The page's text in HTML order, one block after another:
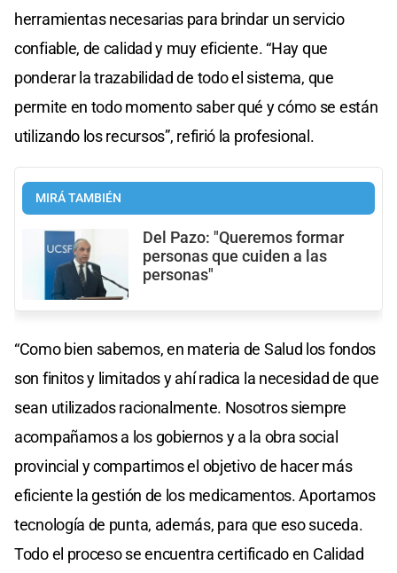
herramientas necesarias para brindar un servicio
confiable, de calidad y muy eficiente. “Hay que
ponderar la trazabilidad de todo el sistema, que
permite en todo momento saber qué y cómo se están
utilizando los recursos”, refirió la profesional.
MIRÁ TAMBIÉN
Del Pazo: "Queremos formar
personas que cuiden a las
personas"
“Como bien sabemos, en materia de Salud los fondos
son finitos y limitados y ahí radica la necesidad de que
sean utilizados racionalmente. Nosotros siempre
acompañamos a los gobiernos y a la obra social
provincial y compartimos el objetivo de hacer más
eficiente la gestión de los medicamentos. Aportamos
tecnología de punta, además, para que eso suceda.
Todo el proceso se encuentra certificado en Calidad